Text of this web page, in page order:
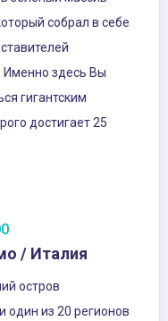
собрал в себе
здесь Вы
гигантским
достигает 25
/ Италия
остров
один из 20 регионов